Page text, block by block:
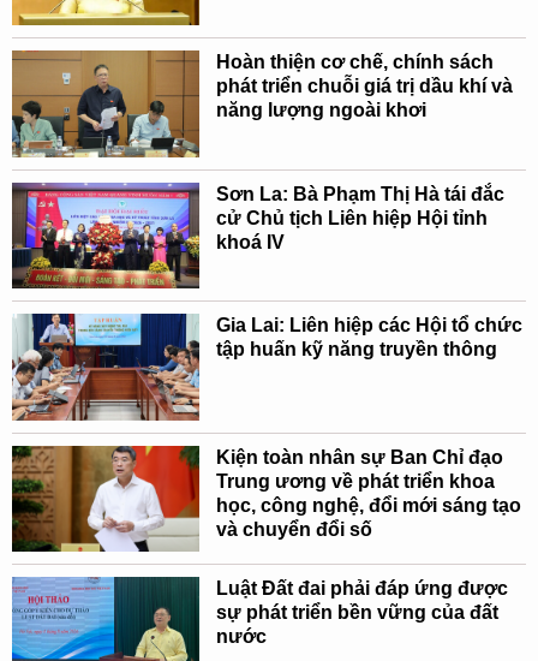
Hoàn thiện cơ chế, chính sách
phát triển chuỗi giá trị dầu khí và
năng lượng ngoài khơi
Sơn La: Bà Phạm Thị Hà tái đắc
cử Chủ tịch Liên hiệp Hội tỉnh
khoá IV
Gia Lai: Liên hiệp các Hội tổ chức
tập huấn kỹ năng truyền thông
Kiện toàn nhân sự Ban Chỉ đạo
Trung ương về phát triển khoa
học, công nghệ, đổi mới sáng tạo
và chuyển đổi số
Luật Đất đai phải đáp ứng được
sự phát triển bền vững của đất
nước